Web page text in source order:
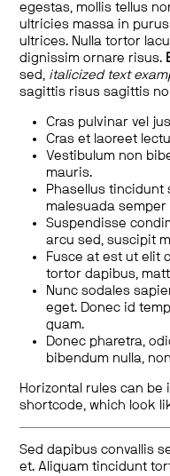
egestas, mollis tellus
ultricies massa in
ultrices. Nulla tortor
dignissim ornare risus.
sed, italicized text
sagittis risus sagittis
Cras pulvinar vel
Cras et laoreet
Vestibulum non
mauris.
Phasellus tincidunt
malesuada semper
Suspendisse
arcu sed, suscipit
Fusce at est ut elit
tortor dapibus,
Nunc sodales
eget. Donec id
quam.
Donec pharetra,
bibendum nulla,
Horizontal rules can be
shortcode, which look
Sed dapibus convallis
et. Aliquam tincidunt